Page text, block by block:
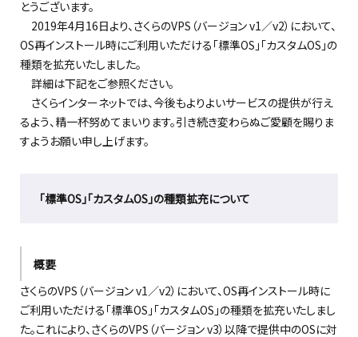
とうございます。
2019年4月16日より、さくらのVPS（バージョン v1／v2）において、
OS再インストール時にご利用いただける「標準OS」「カスタムOS」の
種類を拡充いたしました。
詳細は下記をご参照ください。
さくらインターネットでは、今後もよりよいサービスの提供が行え
るよう、精一杯努めてまいります。引き続き変わらぬご愛顧を賜りま
すようお願い申し上げます。
「標準OS」「カスタムOS」の種類拡充について
概要
さくらのVPS（バージョン v1／v2）において、OS再インストール時に
ご利用いただける「標準OS」「カスタムOS」の種類を拡充いたしまし
た。これにより、さくらのVPS（バージョン v3）以降で提供中のOSに対